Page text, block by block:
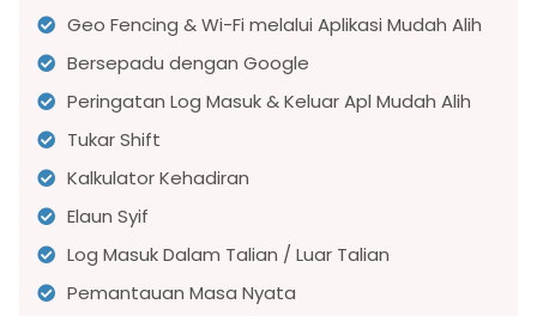
Geo Fencing & Wi-Fi melalui Aplikasi Mudah Alih
Bersepadu dengan Google
Peringatan Log Masuk & Keluar Apl Mudah Alih
Tukar Shift
Kalkulator Kehadiran
Elaun Syif
Log Masuk Dalam Talian / Luar Talian
Pemantauan Masa Nyata